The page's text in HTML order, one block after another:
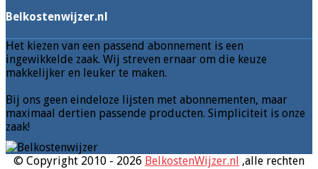
Belkostenwijzer.nl
Het kiezen van een passend abonnement is een
ingewikkelde zaak. Wij streven ernaar om die keuze
makkelijker en leuker te maken.
Bij ons geen eindeloze lijsten met abonnementen, maar
maximaal dertien passende producten. Simpliciteit is onze
zaak!
© Copyright 2010 - 2026 BelkostenWijzer.nl ,alle rechten